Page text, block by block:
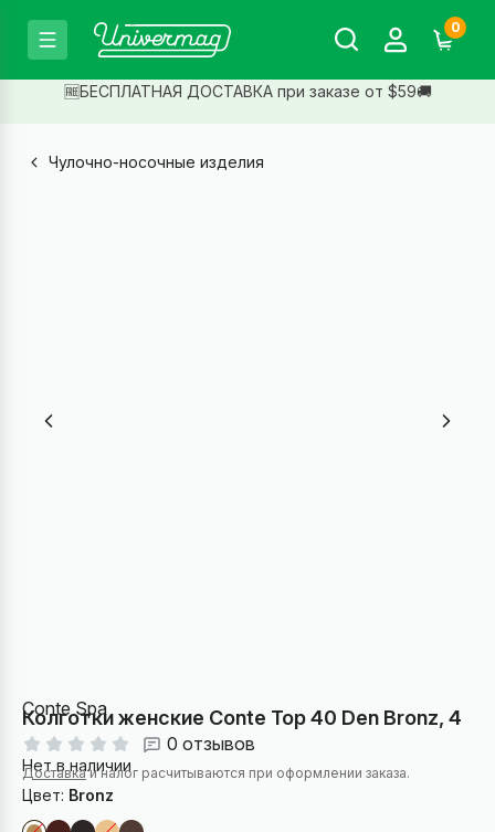
0
🆓БЕСПЛАТНАЯ ДОСТАВКА при заказе от $59🚚
Чулочно-носочные изделия
Conte Spa
Колготки женские Conte Top 40 Den Bronz, 4
0 отзывов
Нет в наличии
Доставкаи налог расчитываются при оформлении заказа.
Цвет: Bronz